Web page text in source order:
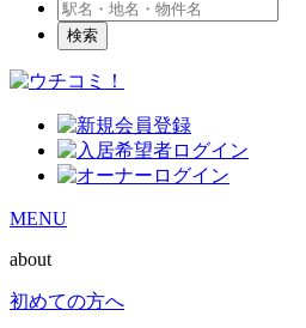
検索
MENU
about
初めての方へ